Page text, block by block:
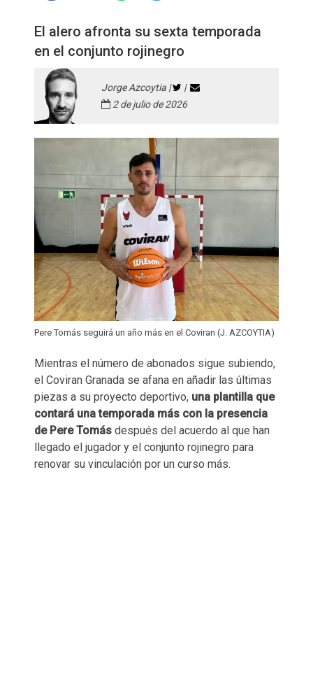
El alero afronta su sexta temporada
en el conjunto rojinegro
Jorge Azcoytia |
|
2 de julio de 2026
Pere Tomás seguirá un año más en el Coviran (J. AZCOYTIA)
Mientras el número de abonados sigue subiendo,
el Coviran Granada se afana en añadir las últimas
piezas a su proyecto deportivo, una plantilla que
contará una temporada más con la presencia
de Pere Tomás después del acuerdo al que han
llegado el jugador y el conjunto rojinegro para
renovar su vinculación por un curso más.